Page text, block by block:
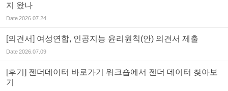
지 왔나
Date2026.07.24
[의견서] 여성연합, 인공지능 윤리원칙(안) 의견서 제출
Date2026.07.09
[후기] 젠더데이터 바로가기 워크숍에서 젠더 데이터 찾아보
기